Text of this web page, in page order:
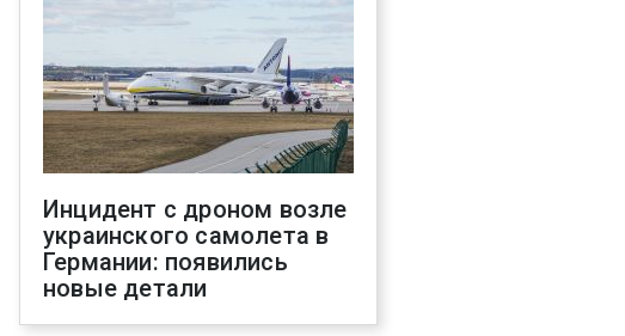
Инцидент с дроном возле
украинского самолета в
Германии: появились
новые детали